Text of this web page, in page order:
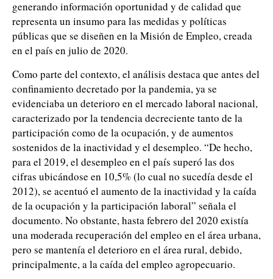
generando información oportunidad y de calidad que
representa un insumo para las medidas y políticas
públicas que se diseñen en la Misión de Empleo, creada
en el país en julio de 2020.
Como parte del contexto, el análisis destaca que antes del
confinamiento decretado por la pandemia, ya se
evidenciaba un deterioro en el mercado laboral nacional,
caracterizado por la tendencia decreciente tanto de la
participación como de la ocupación, y de aumentos
sostenidos de la inactividad y el desempleo. “De hecho,
para el 2019, el desempleo en el país superó las dos
cifras ubicándose en 10,5% (lo cual no sucedía desde el
2012), se acentuó el aumento de la inactividad y la caída
de la ocupación y la participación laboral” señala el
documento. No obstante, hasta febrero del 2020 existía
una moderada recuperación del empleo en el área urbana,
pero se mantenía el deterioro en el área rural, debido,
principalmente, a la caída del empleo agropecuario.